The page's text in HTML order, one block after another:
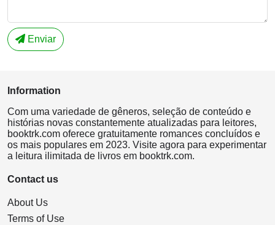
Enviar
Information
Com uma variedade de gêneros, seleção de conteúdo e
histórias novas constantemente atualizadas para leitores,
booktrk.com oferece gratuitamente romances concluídos e
os mais populares em 2023. Visite agora para experimentar
a leitura ilimitada de livros em booktrk.com.
Contact us
About Us
Terms of Use